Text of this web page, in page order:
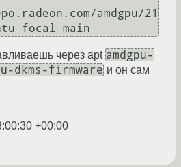
amdgpu/21
через apt amdgpu-
dkms-firmware и он сам
+00:00